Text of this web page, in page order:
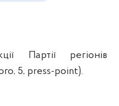
Партії регіонів
5, press-point).